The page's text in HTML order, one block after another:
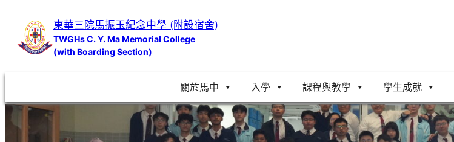
內
東華三院馬振玉紀念中學 (附設宿舍)
TWGHs C. Y. Ma Memorial College
(with Boarding Section)
關於馬中 入學 課程與教學 學生成就